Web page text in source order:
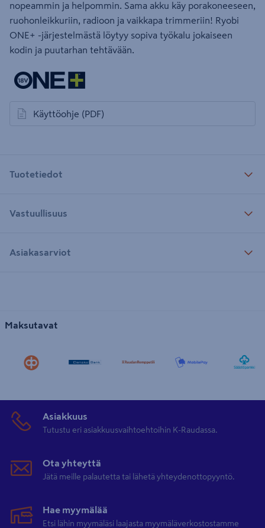
nopeammin ja helpommin. Sama akku käy porakoneeseen,
ruohonleikkuriin, radioon ja vaikkapa trimmeriin! Ryobi
ONE+ -järjestelmästä löytyy sopiva työkalu jokaiseen
kodin ja puutarhan tehtävään.
Käyttöohje (PDF)
avautuu uuteen välilehteen
Tuotetiedot
Vastuullisuus
Asiakasarviot
Maksutavat
Asiakkuus
Tutustu eri asiakkuusvaihtoehtoihin K-Raudassa.
Ota yhteyttä
Jätä meille palautetta tai lähetä yhteydenottopyyntö.
Hae myymälää
Etsi lähin myymäläsi laajasta myymäläverkostostamme